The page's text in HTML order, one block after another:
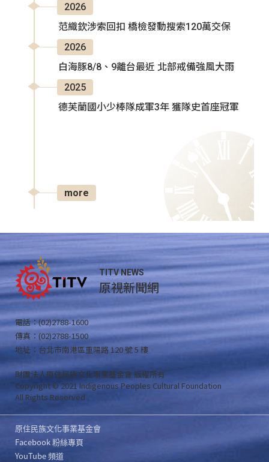
2026
范織欽涉索回扣 橋檢發動搜索120萬交保
2026
白海豚8/8、9離台最近 北部戒備強風大雨
2025
德芙蘭國小少棒隊成軍3年 獲隊史首座冠軍
more
TITV NEWS
原視新聞網
電話：(02)2788-1600
傳真：(02)2788-1500
地址：台北市南港區重陽路 120 號 5 樓
財團法人原住民族文化事業基金會 版權所有
Copyright © 2021 Indigenous Peoples Cultural Foundation
All Rights Reserved .
原住民族文化事業基金會
Facebook 粉絲專頁
YouTube 頻道